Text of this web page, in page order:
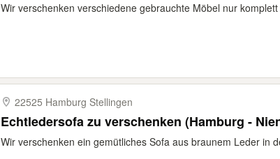
Wir verschenken verschiedene gebrauchte Möbel nur
22525 Hamburg Stellingen
Echtledersofa zu verschenken (Hamburg -
Wir verschenken ein gemütliches Sofa aus braunem Leder in